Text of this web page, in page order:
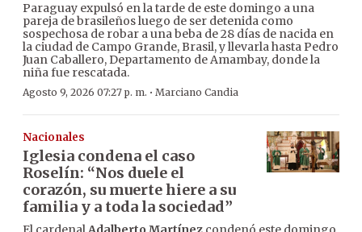
Paraguay expulsó en la tarde de este domingo a una
pareja de brasileños luego de ser detenida como
sospechosa de robar a una beba de 28 días de nacida en
la ciudad de Campo Grande, Brasil, y llevarla hasta Pedro
Juan Caballero, Departamento de Amambay, donde la
niña fue rescatada.
Agosto 9, 2026 07:27 p. m. · Marciano Candia
Nacionales
Iglesia condena el caso
Roselín: “Nos duele el
corazón, su muerte hiere a su
familia y a toda la sociedad”